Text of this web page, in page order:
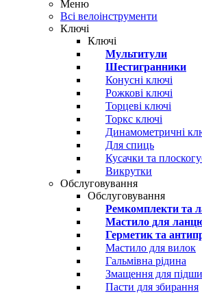
Меню
Всі велоінструменти
Ключі
Ключі
Мультитули
Шестигранники
Конусні ключі
Рожкові ключі
Торцеві ключі
Торкс ключі
Динамометричні
Для спиць
Кусачки та
Викрутки
Обслуговування
Обслуговування
Ремкомплекти та
Мастило для
Герметик та
Мастило для вилок
Гальмівна рідина
Змащення для
Пасти для збирання